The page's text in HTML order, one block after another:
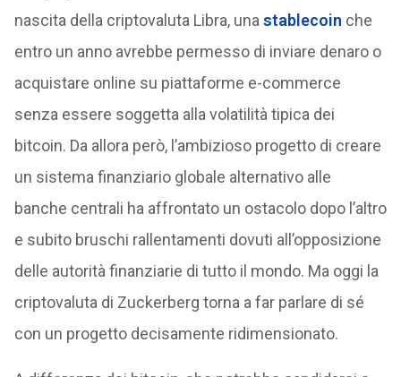
nascita della criptovaluta Libra, una stablecoin che
entro un anno avrebbe permesso di inviare denaro o
acquistare online su piattaforme e-commerce
senza essere soggetta alla volatilità tipica dei
bitcoin. Da allora però, l’ambizioso progetto di creare
un sistema finanziario globale alternativo alle
banche centrali ha affrontato un ostacolo dopo l’altro
e subito bruschi rallentamenti dovuti all’opposizione
delle autorità finanziarie di tutto il mondo. Ma oggi la
criptovaluta di Zuckerberg torna a far parlare di sé
con un progetto decisamente ridimensionato.